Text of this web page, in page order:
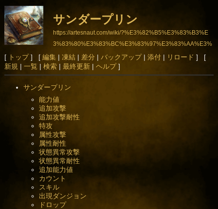
サンダープリン
https://artesnaut.com/wiki/?%E3%82%B5%E3%83%B3%E
3%83%80%E3%83%BC%E3%83%97%E3%83%AA%E3%
83%B3
[ トップ] [ 編集| 凍結| 差分 | バックアップ| 添付| リロード ] [
新規 | 一覧 | 検索| 最終更新| ヘルプ]
サンダープリン
能力値
追加攻撃
追加攻撃耐性
特攻
属性攻撃
属性耐性
状態異常攻撃
状態異常耐性
追加能力値
カウント
スキル
出現ダンジョン
ドロップ